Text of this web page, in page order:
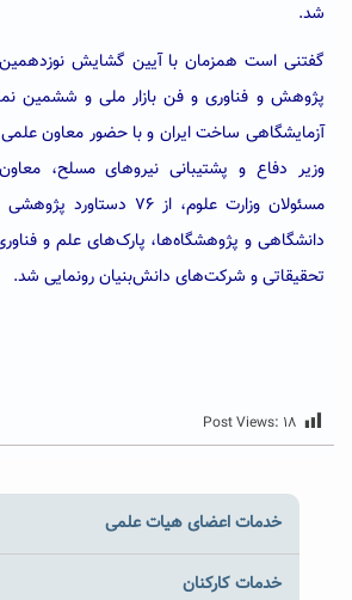
شد.
گفتنی است همزمان با آیین گشایش نوزدهمین
پژوهش و فناوری و فن بازار ملی و ششمین
آزمایشگاهی ساخت ایران و با حضور معاون
وزیر دفاع و پشتیبانی نیروهای مسلح،
مسئولان وزارت علوم، از ۷۶
دانشگاهی و پژوهشگاه‌ها، پارک‌های علم و
تحقیقاتی و شرکت‌های دانش‌بنیان رونمایی شد.
Post Views: ۱۸
خدمات اعضای هیات علمی
خدمات کارکنان